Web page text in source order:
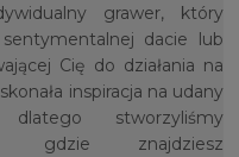
grawer, który
dacie lub
Cię do działania na
inspiracja na udany
stworzyliśmy
gdzie znajdziesz